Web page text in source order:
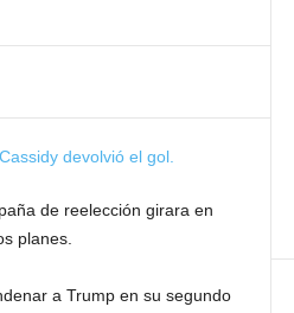
de reelección girara en
planes.
a Trump en su segundo